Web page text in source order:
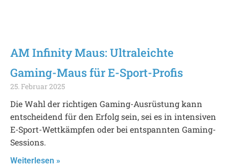
AM Infinity Maus: Ultraleichte
Gaming-Maus für E-Sport-Profis
25. Februar 2025
Die Wahl der richtigen Gaming-Ausrüstung kann
entscheidend für den Erfolg sein, sei es in intensiven
E-Sport-Wettkämpfen oder bei entspannten Gaming-
Sessions.
Weiterlesen »